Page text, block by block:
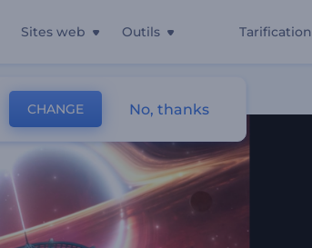
Sites web Outils Tarification
CHANGE No, thanks